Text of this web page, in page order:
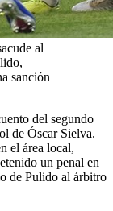
al
sanción
del segundo
de Óscar Sielva.
el área local,
un penal en
de Pulido al árbitro